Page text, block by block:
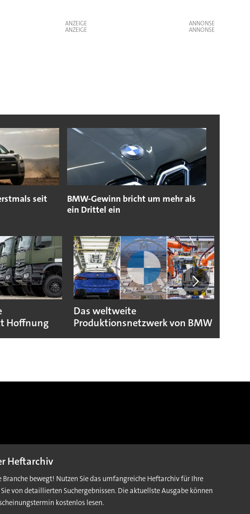
ANZEIGE
ANZEIGE
seit
BMW-Gewinn bricht um mehr als
ein Drittel ein
Hoffnung
Das weltweite
Produktionsnetzwerk von BMW
Heftarchiv
Branche bewegt! Nutzen Sie das umfangreiche Heftarchiv für Ihre
von detaillierten Suchergebnissen. Die aktuellste Ausgabe können
kostenlos lesen.